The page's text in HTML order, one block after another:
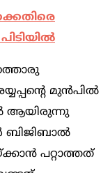
മുന്‍പില്‍
ആയിരുന്നു
ബിജിബാല്‍
പറ്റാത്തത്